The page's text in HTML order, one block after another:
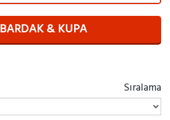
BARDAK & KUPA
Sıralama